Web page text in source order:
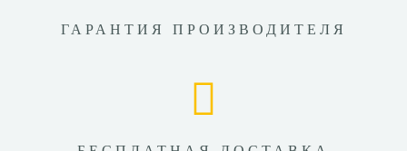
ГАРАНТИЯ ПРОИЗВОДИТЕЛЯ